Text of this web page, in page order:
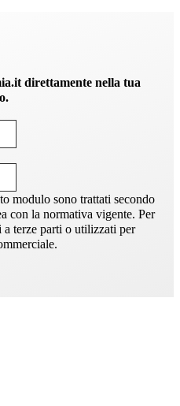
direttamente nella tua
modulo sono trattati secondo
con la normativa vigente. Per
terze parti o utilizzati per